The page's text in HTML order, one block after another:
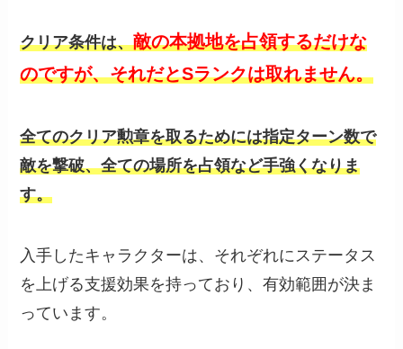
クリア条件は、敵の本拠地を占領するだけな
のですが、それだとSランクは取れません。
全てのクリア勲章を取るためには指定ターン数で
敵を撃破、全ての場所を占領など手強くなりま
す。
入手したキャラクターは、それぞれにステータス
を上げる支援効果を持っており、有効範囲が決ま
っています。